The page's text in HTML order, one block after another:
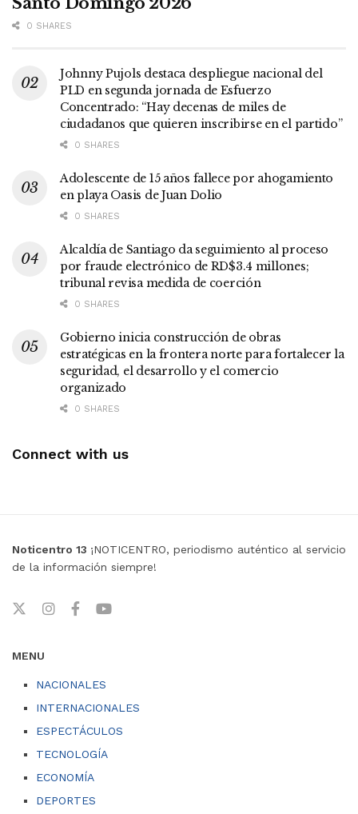
0 SHARES
Johnny Pujols destaca despliegue nacional del
PLD en segunda jornada de Esfuerzo
Concentrado: “Hay decenas de miles de
ciudadanos que quieren inscribirse en el partido”
0 SHARES
Adolescente de 15 años fallece por ahogamiento
en playa Oasis de Juan Dolio
0 SHARES
Alcaldía de Santiago da seguimiento al proceso
por fraude electrónico de RD$3.4 millones;
tribunal revisa medida de coerción
0 SHARES
Gobierno inicia construcción de obras
estratégicas en la frontera norte para fortalecer la
seguridad, el desarrollo y el comercio
organizado
0 SHARES
Connect with us
Noticentro 13 ¡NOTICENTRO, periodismo auténtico al servicio
de la información siempre!
MENU
NACIONALES
INTERNACIONALES
ESPECTÁCULOS
TECNOLOGÍA
ECONOMÍA
DEPORTES